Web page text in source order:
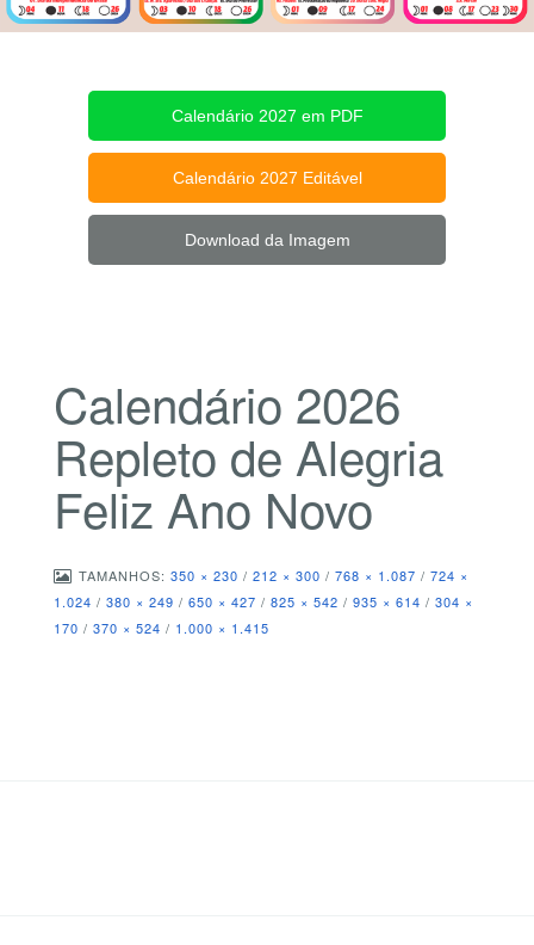
Calendário 2027 em PDF
Calendário 2027 Editável
Download da Imagem
Calendário 2026
Repleto de Alegria
Feliz Ano Novo
TAMANHOS: 350 × 230 / 212 × 300 / 768 × 1.087 / 724 ×
1.024 / 380 × 249 / 650 × 427 / 825 × 542 / 935 × 614 / 304 ×
170 / 370 × 524 / 1.000 × 1.415